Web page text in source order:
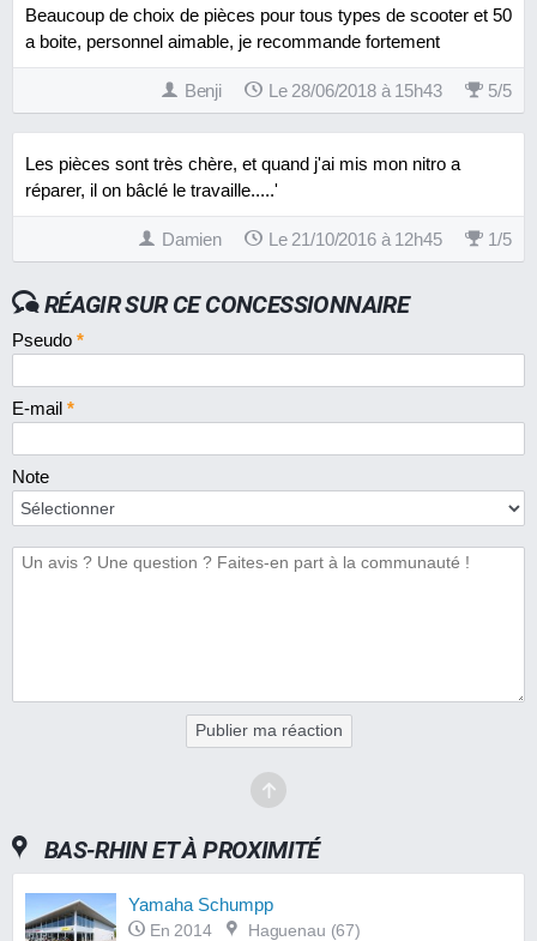
Beaucoup de choix de pièces pour tous types de scooter et 50
a boite, personnel aimable, je recommande fortement
Benji Le 28/06/2018 à 15h43 5/5
Les pièces sont très chère, et quand j'ai mis mon nitro a
réparer, il on bâclé le travaille.....'
Damien Le 21/10/2016 à 12h45 1/5
RÉAGIR SUR CE CONCESSIONNAIRE
Pseudo *
E-mail *
Note
Publier ma réaction
BAS-RHIN ET À PROXIMITÉ
Yamaha Schumpp
En 2014 Haguenau (67)